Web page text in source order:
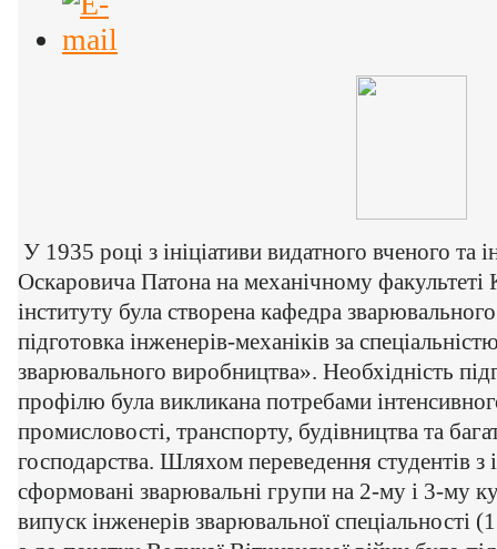
У 1935 році з ініціативи видатного вченого та
Оскаровича Патона на механічному факультеті
інституту була створена кафедра
підготовка інженерів-механіків за
зварювального виробництва». Необхідність
профілю була викликана потребами
промисловості, транспорту, будівництва та
господарства. Шляхом переведення студентів з
сформовані зварювальні групи на 2-му і 3-му
випуск інженерів зварювальної спеціальності